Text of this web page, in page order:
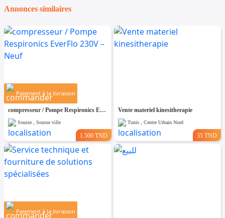
Annonces similaires
Paiement à la livraison
compresseur / Pompe Respironics EverFlo 230V – Neuf
Sousse , Sousse ville
1.500 TND
Vente materiel kinesitherapie
Tunis , Centre Urbain Nord
35 TND
Paiement à la livraison